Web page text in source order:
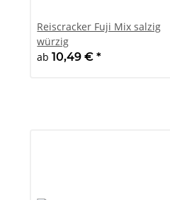
Reiscracker Fuji Mix salzig
würzig
ab10,49 €*